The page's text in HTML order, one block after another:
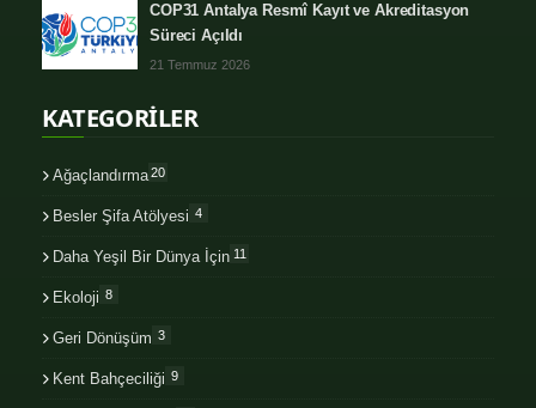
COP31 Antalya Resmî Kayıt ve Akreditasyon
Süreci Açıldı
21 Temmuz 2026
KATEGORİLER
Ağaçlandırma20
Besler Şifa Atölyesi 4
Daha Yeşil Bir Dünya İçin 11
Ekoloji 8
Geri Dönüşüm 3
Kent Bahçeciliği 9